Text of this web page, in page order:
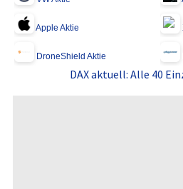
Apple Aktie
DroneShield Aktie
DAX aktuell: Alle 40